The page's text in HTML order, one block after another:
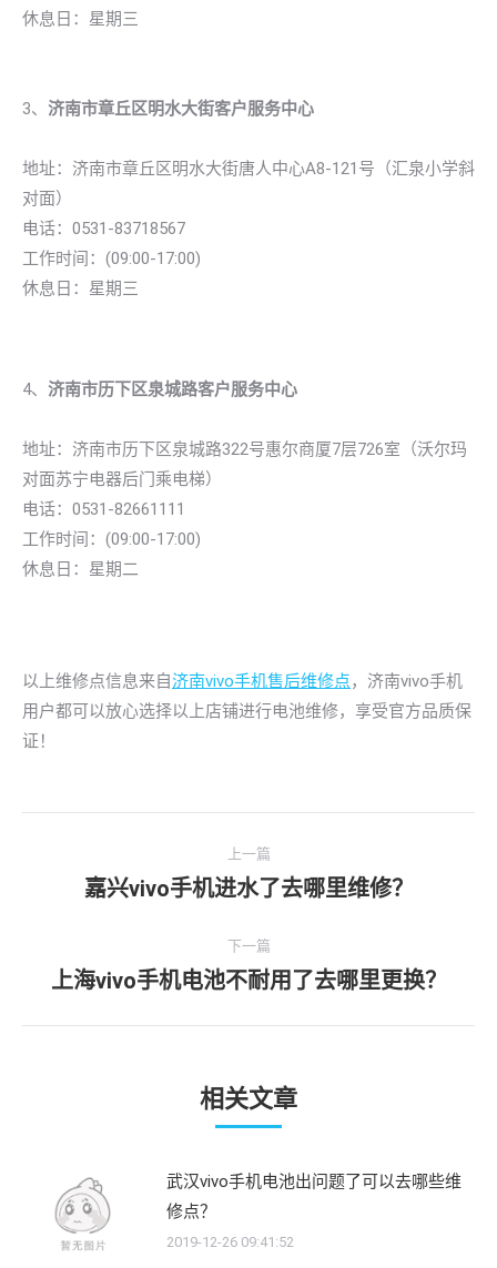
休息日：星期三
3、 济南市章丘区明水大街客户服务中心
地址：济南市章丘区明水大街唐人中心A8-121号（汇泉小学斜
对面）
电话：0531-83718567
工作时间：(09:00-17:00)
休息日：星期三
4、 济南市历下区泉城路客户服务中心
地址：济南市历下区泉城路322号惠尔商厦7层726室（沃尔玛
对面苏宁电器后门乘电梯）
电话：0531-82661111
工作时间：(09:00-17:00)
休息日：星期二
以上维修点信息来自济南vivo手机售后维修点，济南vivo手机
用户都可以放心选择以上店铺进行电池维修，享受官方品质保
证！
上一篇
上
文
章：
嘉兴vivo手机进水了去哪里维修？
下一篇
下
上海vivo手机电池不耐用了去哪里更换？
相关文章
武汉vivo手机电池出问题了可以去哪些维
修点？
2019-12-26 09:41:52